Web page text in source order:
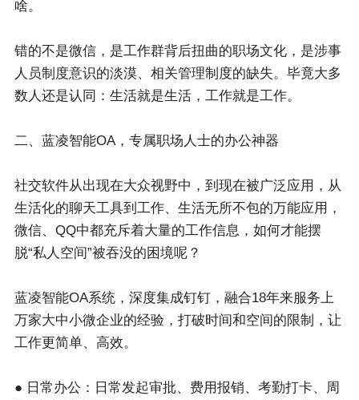
啥。
错的不是微信，是工作群背后扭曲的职场文化，是涉事
人员制度意识的淡漠、相关管理制度的缺失。毕竟大多
数人还是认同：生活就是生活，工作就是工作。
二、蓝凌智能OA，专属职场人士的办公神器
社交软件从出现在大众视野中，到现在被广泛应用，从
生活化的聊天工具到工作、生活无所不包的万能应用，
微信、QQ中都充斥着大量的工作信息，如何才能摆
脱“私人空间”被吞没的困境呢？
蓝凌智能OA系统，深度集成钉钉，融合18年来服务上
万家大中小微企业的经验，打破时间和空间的限制，让
工作更简单、高效。
● 日常办公：日常发起审批、费用报销、考勤打卡、周